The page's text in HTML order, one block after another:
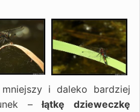
i daleko bardziej
–łątkę dzieweczkę